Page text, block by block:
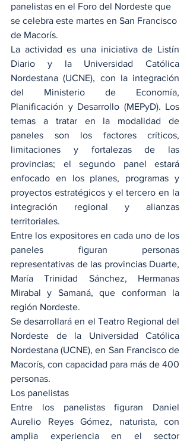
panelistas en el Foro del Nordeste que
se celebra este martes en San Francisco
de Macorís.
La actividad es una iniciativa de Listín
Diario y la Universidad Católica
Nordestana (UCNE), con la integración
del Ministerio de Economía,
Planificación y Desarrollo (MEPyD). Los
temas a tratar en la modalidad de
paneles son los factores críticos,
limitaciones y fortalezas de las
provincias; el segundo panel estará
enfocado en los planes, programas y
proyectos estratégicos y el tercero en la
integración regional y alianzas
territoriales.
Entre los expositores en cada uno de los
paneles figuran personas
representativas de las provincias Duarte,
María Trinidad Sánchez, Hermanas
Mirabal y Samaná, que conforman la
región Nordeste.
Se desarrollará en el Teatro Regional del
Nordeste de la Universidad Católica
Nordestana (UCNE), en San Francisco de
Macorís, con capacidad para más de 400
personas.
Los panelistas
Entre los panelistas figuran Daniel
Aurelio Reyes Gómez, naturista, con
amplia experiencia en el sector